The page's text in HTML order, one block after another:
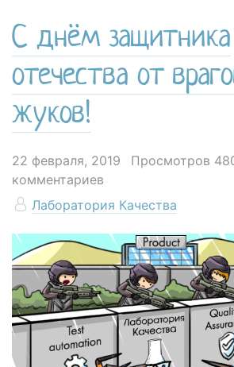
С днём защитника
отечества от
жуков!
22 февраля, 2019 Просмотров
комментариев
Лаборатория Качества